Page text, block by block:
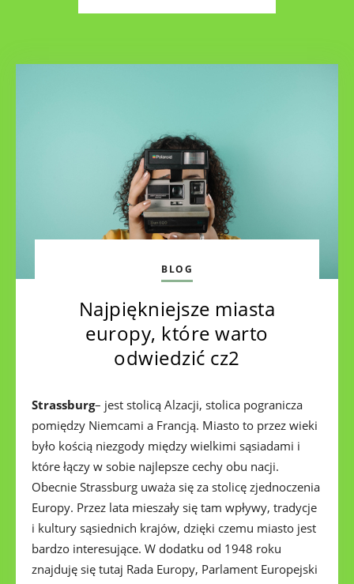
BLOG
Najpiękniejsze miasta
europy, które warto
odwiedzić cz2
Strassburg– jest stolicą Alzacji, stolica pogranicza
pomiędzy Niemcami a Francją. Miasto to przez wieki
było kością niezgody między wielkimi sąsiadami i
które łączy w sobie najlepsze cechy obu nacji.
Obecnie Strassburg uważa się za stolicę zjednoczenia
Europy. Przez lata mieszały się tam wpływy, tradycje
i kultury sąsiednich krajów, dzięki czemu miasto jest
bardzo interesujące. W dodatku od 1948 roku
znajduję się tutaj Rada Europy, Parlament Europejski